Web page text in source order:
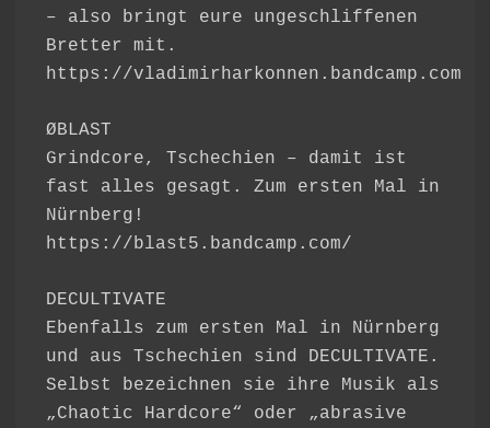
– also bringt eure ungeschliffenen
Bretter mit.
https://vladimirharkonnen.bandcamp.com
ØBLAST
Grindcore, Tschechien – damit ist
fast alles gesagt. Zum ersten Mal in
Nürnberg!
https://blast5.bandcamp.com/
DECULTIVATE
Ebenfalls zum ersten Mal in Nürnberg
und aus Tschechien sind DECULTIVATE.
Selbst bezeichnen sie ihre Musik als
„Chaotic Hardcore“ oder „abrasive